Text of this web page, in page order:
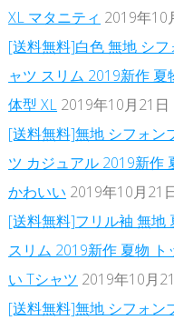
XL マタニティ 2019年10
[送料無料]白色 無地 シ
ャツ スリム 2019新作 夏
体型 XL 2019年10月21日
[送料無料]無地 シフォン
ツ カジュアル 2019新作
かわいい 2019年10月21
[送料無料]フリル袖 無地
スリム 2019新作 夏物
い Tシャツ 2019年10月
[送料無料]無地 シフォン